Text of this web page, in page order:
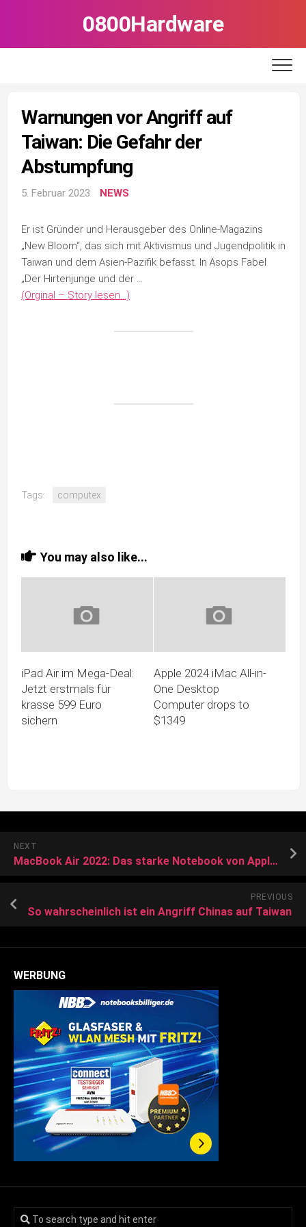
0800Hardware
Warnungen vor Angriff auf
Taiwan: Die Gefahr der
Abstumpfung
5. Februar 2023 NEWS
Er ist Gründer und Herausgeber des Online-Magazins
„New Bloom“, das sich mit Aktivismus und Jugendpolitik in
Taiwan und dem Asien-Pazifik befasst. In Äsops Fabel
„Der Hirtenjunge und der …
(Orginal – Story lesen…)
Tags: computex
You may also like...
iPad Air im Mega-Deal:
Jetzt erstmals für
krasse 599 Euro
sichern
Apple 2024 iMac All-in-
One Desktop
Computer drops to
$1349
NEXT
MacBook Air 2022: Das starke Notebook von Apple ist aktuell im Angebot!
PREVIOUS
So wahrscheinlich ist ein Angriff Chinas auf Taiwan
WERBUNG